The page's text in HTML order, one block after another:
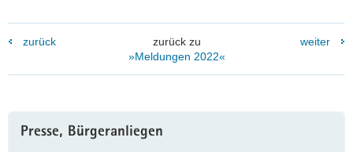
zurück
zurück zu
»Meldungen 2022«
weiter
Information
Presse, Bürgeranliegen